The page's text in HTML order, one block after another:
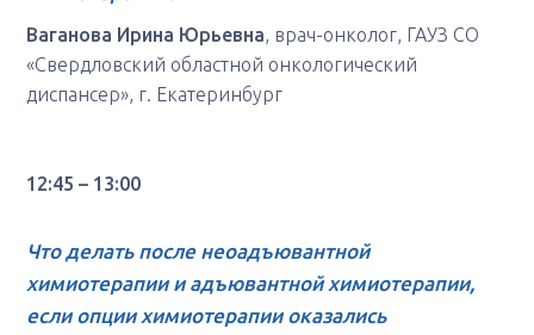
Ваганова Ирина Юрьевна, врач-онколог, ГАУЗ СО
«Свердловский областной онкологический
диспансер», г. Екатеринбург
12:45 – 13:00
Что делать после неоадъювантной
химиотерапии иадъювантной химиотерапии,
если опции химиотерапии оказались